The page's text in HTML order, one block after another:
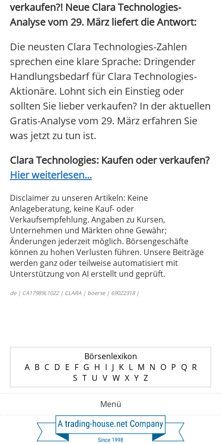
verkaufen?! Neue Clara Technologies-
Analyse vom 29. März liefert die Antwort:
Die neusten Clara Technologies-Zahlen
sprechen eine klare Sprache: Dringender
Handlungsbedarf für Clara Technologies-
Aktionäre. Lohnt sich ein Einstieg oder
sollten Sie lieber verkaufen? In der aktuellen
Gratis-Analyse vom 29. März erfahren Sie
was jetzt zu tun ist.
Clara Technologies: Kaufen oder verkaufen?
Hier weiterlesen...
Disclaimer zu unseren Artikeln: Keine
Anlageberatung, keine Kauf- oder
Verkaufsempfehlung. Angaben zu Kursen,
Unternehmen und Märkten ohne Gewähr;
Änderungen jederzeit möglich. Börsengeschäfte
können zu hohen Verlusten führen. Unsere Beiträge
werden ganz oder teilweise automatisiert mit
Unterstützung von AI erstellt und geprüft.
de | CA17989L1022 | CLARA | boerse | 69022318 |
Börsenlexikon
A B C D E F G H I J K L M N O P Q R
S T U V W X Y Z
Menü